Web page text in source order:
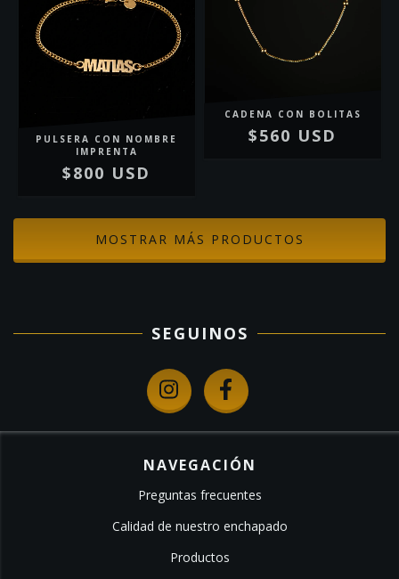
PULSERA CON NOMBRE
IMPRENTA
$800 USD
CADENA CON BOLITAS
$560 USD
MOSTRAR MÁS PRODUCTOS
SEGUINOS
NAVEGACIÓN
Preguntas frecuentes
Calidad de nuestro enchapado
Productos